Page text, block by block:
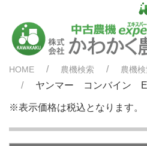
HOME 農機検索 農機
ヤンマー コンバイン
※表示価格は税込となります。